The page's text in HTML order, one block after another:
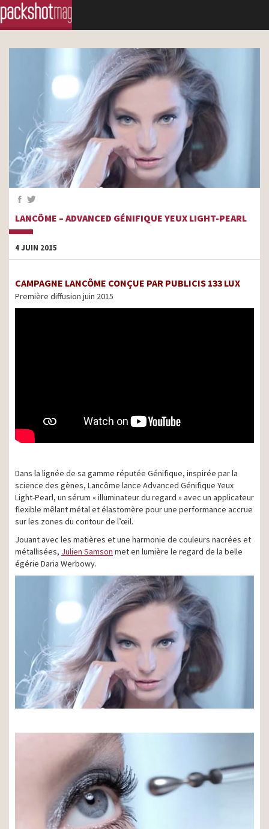
LANCÔME – ADVANCED GÉNIFIQUE YEUX LIGHT-PEARL
4 JUIN 2015
CAMPAGNE LANCÔME CONÇUE PAR PUBLICIS 133 LUX
Première diffusion juin 2015
Dans la lignée de sa gamme réputée Génifique, inspirée par la
science des gènes, Lancôme lance Advanced Génifique Yeux
Light-Pearl, un sérum « illuminateur du regard » avec un applicateur
flexible mêlant métal et élastomère pour une performance accrue
sur les zones du contour de l’œil.
Jouant avec les matières et une harmonie de couleurs nacrées et
métallisées, Julien Samson met en lumière le regard de la belle
égérie Daria Werbowy.